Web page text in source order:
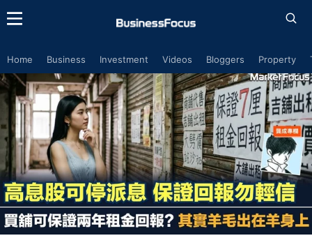
Home Business Investment Videos Bloggers Property